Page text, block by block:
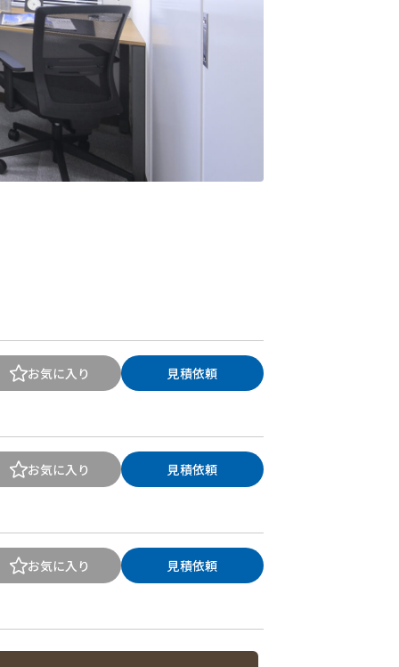
お気に入り 見積依頼
お気に入り 見積依頼
お気に入り 見積依頼